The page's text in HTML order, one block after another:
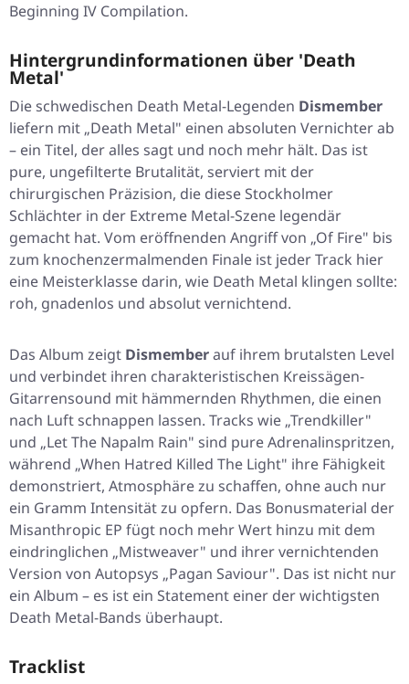
Beginning IV Compilation.
Hintergrundinformationen über 'Death
Metal'
Die schwedischen Death Metal-Legenden Dismember
liefern mit „Death Metal" einen absoluten Vernichter ab
– ein Titel, der alles sagt und noch mehr hält. Das ist
pure, ungefilterte Brutalität, serviert mit der
chirurgischen Präzision, die diese Stockholmer
Schlächter in der Extreme Metal-Szene legendär
gemacht hat. Vom eröffnenden Angriff von „Of Fire" bis
zum knochenzermalmenden Finale ist jeder Track hier
eine Meisterklasse darin, wie Death Metal klingen sollte:
roh, gnadenlos und absolut vernichtend.
Das Album zeigt Dismemberauf ihrem brutalsten Level
und verbindet ihren charakteristischen Kreissägen-
Gitarrensound mit hämmernden Rhythmen, die einen
nach Luft schnappen lassen. Tracks wie „Trendkiller"
und „Let The Napalm Rain" sind pure Adrenalinspritzen,
während „When Hatred Killed The Light" ihre Fähigkeit
demonstriert, Atmosphäre zu schaffen, ohne auch nur
ein Gramm Intensität zu opfern. Das Bonusmaterial der
Misanthropic EP fügt noch mehr Wert hinzu mit dem
eindringlichen „Mistweaver" und ihrer vernichtenden
Version von Autopsys „Pagan Saviour". Das ist nicht nur
ein Album – es ist ein Statement einer der wichtigsten
Death Metal-Bands überhaupt.
Tracklist